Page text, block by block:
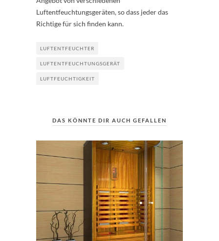
Luftentfeuchtungsgeräten, so dass jeder das
Richtige für sich finden kann.
LUFTENTFEUCHTER
LUFTENTFEUCHTUNGSGERÄT
LUFTFEUCHTIGKEIT
DAS KÖNNTE DIR AUCH GEFALLEN